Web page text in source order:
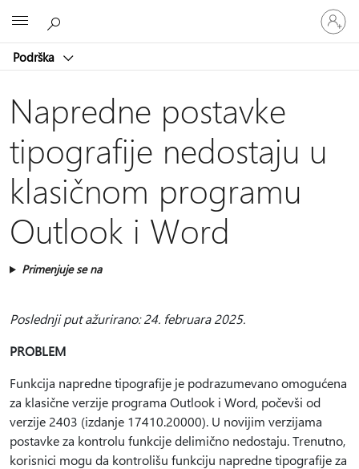
Podrška
Prijavite
se
na
Napredne postavke
tipografije nedostaju u
klasičnom programu
Outlook i Word
Primenjuje se na
Poslednji put ažurirano: 24. februara 2025.
PROBLEM
Funkcija napredne tipografije je podrazumevano omogućena
za klasične verzije programa Outlook i Word, počevši od
verzije 2403 (izdanje 17410.20000). U novijim verzijama
postavke za kontrolu funkcije delimično nedostaju. Trenutno,
korisnici mogu da kontrolišu funkciju napredne tipografije za